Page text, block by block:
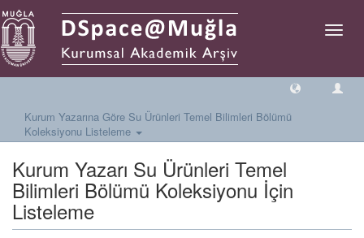
Geçiş
Kurum Yazarına Göre Su Ürünleri Temel Bilimleri Bölümü
Koleksiyonu Listeleme
Kurum Yazarı Su Ürünleri Temel
Bilimleri Bölümü Koleksiyonu İçin
Listeleme